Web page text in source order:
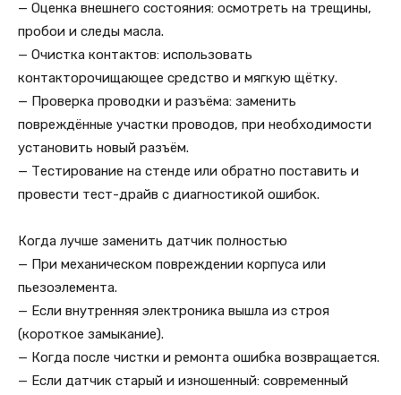
— Оценка внешнего состояния: осмотреть на трещины,
пробои и следы масла.
— Очистка контактов: использовать
контакторочищающее средство и мягкую щётку.
— Проверка проводки и разъёма: заменить
повреждённые участки проводов, при необходимости
установить новый разъём.
— Тестирование на стенде или обратно поставить и
провести тест-драйв с диагностикой ошибок.
Когда лучше заменить датчик полностью
— При механическом повреждении корпуса или
пьезоэлемента.
— Если внутренняя электроника вышла из строя
(короткое замыкание).
— Когда после чистки и ремонта ошибка возвращается.
— Если датчик старый и изношенный: современный